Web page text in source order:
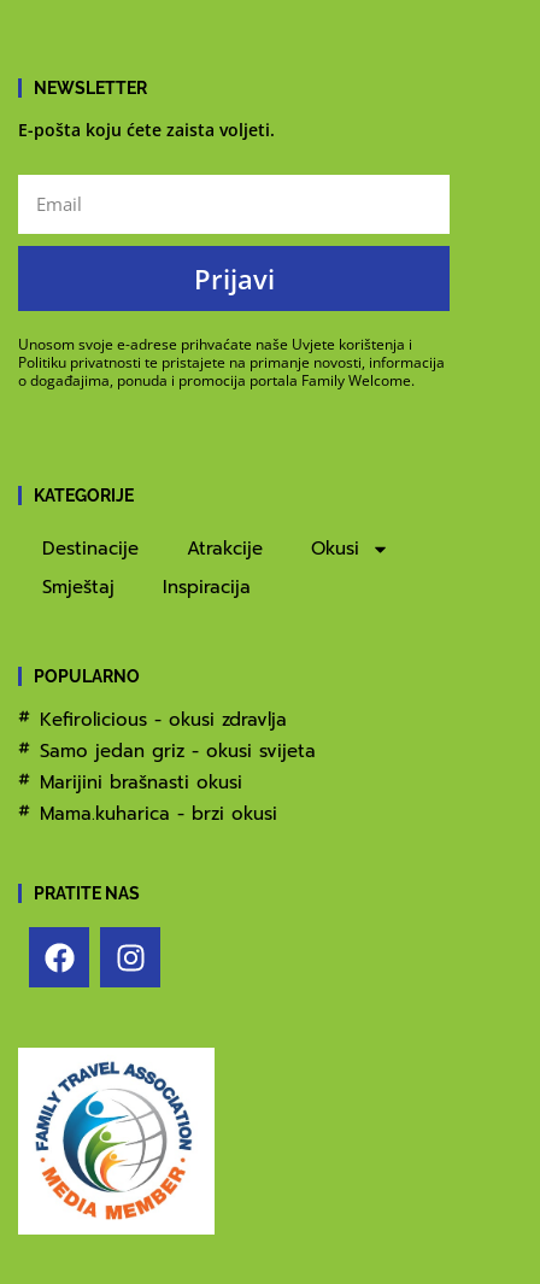
NEWSLETTER
E-pošta koju ćete zaista voljeti.
Prijavi
Unosom svoje e-adrese prihvaćate naše Uvjete korištenja i
Politiku privatnosti te pristajete na primanje novosti, informacija
o događajima, ponuda i promocija portala Family Welcome.
KATEGORIJE
Destinacije Atrakcije
Okusi
Smještaj
Inspiracija
POPULARNO
Kefirolicious - okusi zdravlja
Samo jedan griz - okusi svijeta
Marijini brašnasti okusi
Mama.kuharica - brzi okusi
PRATITE NAS